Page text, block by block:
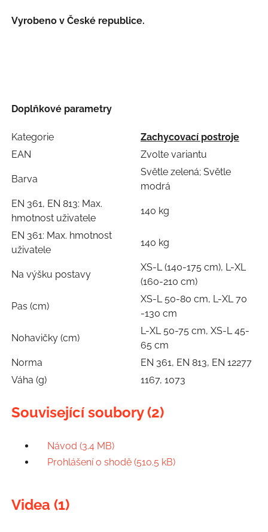
Vyrobeno v České republice.
Doplňkové parametry
Kategorie
Zachycovací postroje
EAN
Zvolte variantu
Barva
Světle zelená; Světle
modrá
EN 361, EN 813: Max.
hmotnost uživatele
140 kg
EN 361: Max. hmotnost
uživatele
140 kg
Na výšku postavy
XS-L (140-175 cm), L-XL
(160-210 cm)
Pas (cm)
XS-L 50-80 cm, L-XL 70
-130 cm
Nohavičky (cm)
L-XL 50-75 cm, XS-L 45-
65 cm
Norma
EN 361, EN 813, EN 12277
Váha (g)
1167, 1073
Související soubory (2)
Návod (3.4 MB)
Prohlášení o shodě (510.5 kB)
Videa (1)